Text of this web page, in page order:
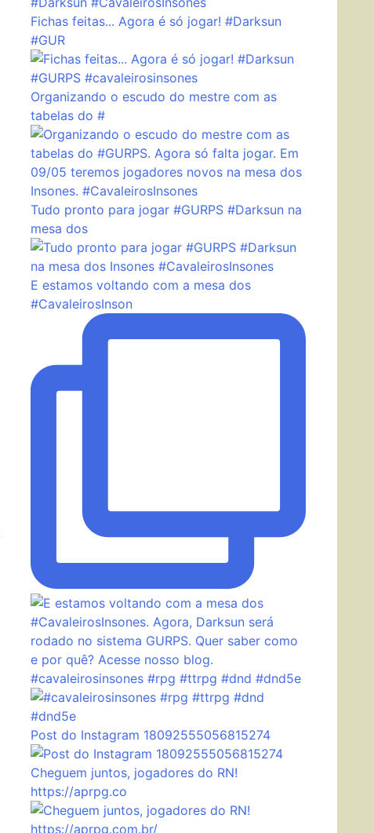
Fichas feitas... Agora é só jogar! #Darksun
#GUR
Organizando o escudo do mestre com as
tabelas do #
Tudo pronto para jogar #GURPS #Darksun na
mesa dos
E estamos voltando com a mesa dos
#CavaleirosInson
#cavaleirosinsones #rpg #ttrpg #dnd #dnd5e
Post do Instagram 18092555056815274
Cheguem juntos, jogadores do RN!
https://aprpg.co